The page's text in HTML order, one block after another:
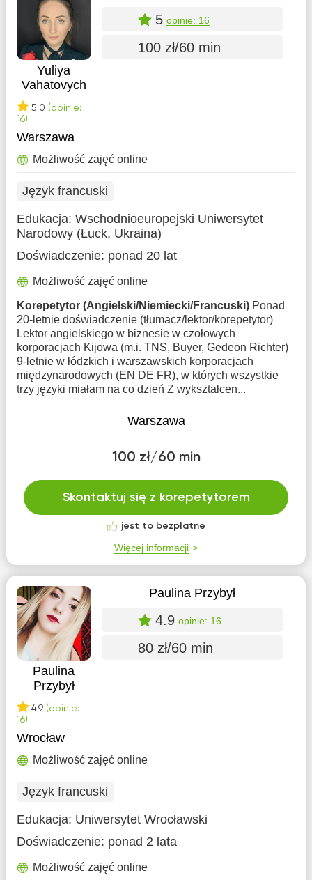
Yuliya
Vahatovych
5.0 (opinie:
16)
5 opinie: 16
100 zł/60 min
Warszawa
Możliwość zajęć online
Język francuski
Edukacja: Wschodnioeuropejski Uniwersytet
Narodowy (Łuck, Ukraina)
Doświadczenie: ponad 20 lat
Możliwość zajęć online
Korepetytor (Angielski/Niemiecki/Francuski) Ponad
20-letnie doświadczenie (tłumacz/lektor/korepetytor)
Lektor angielskiego w biznesie w czołowych
korporacjach Kijowa (m.i. TNS, Buyer, Gedeon Richter)
9-letnie w łódzkich i warszawskich korporacjach
międzynarodowych (EN DE FR), w których wszystkie
trzy języki miałam na co dzień Z wykształcen...
Warszawa
100 zł/60 min
Skontaktuj się z korepetytorem
jest to bezpłatne
Więcej informacji
Paulina
Przybył
4.9 (opinie:
16)
Paulina Przybył
4.9 opinie: 16
80 zł/60 min
Wrocław
Możliwość zajęć online
Język francuski
Edukacja: Uniwersytet Wrocławski
Doświadczenie: ponad 2 lata
Możliwość zajęć online